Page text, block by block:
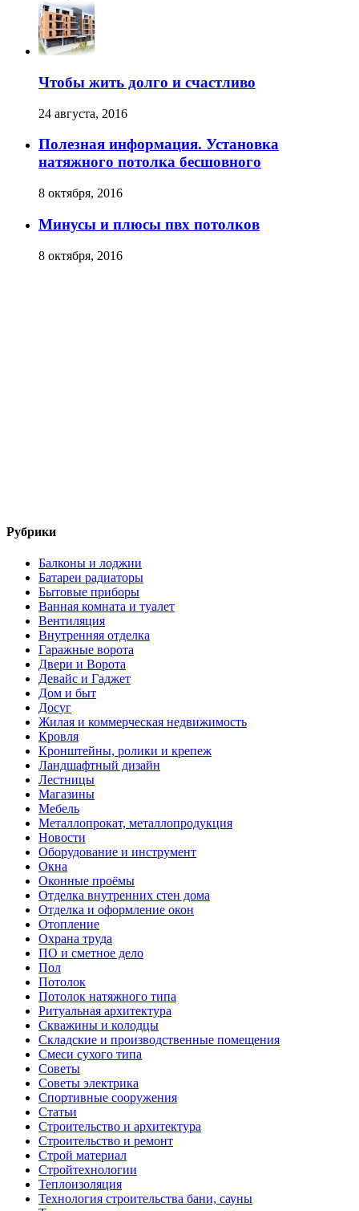
Чтобы жить долго и счастливо
24 августа, 2016
Полезная информация. Установка
натяжного потолка бесшовного
8 октября, 2016
Минусы и плюсы пвх потолков
8 октября, 2016
Рубрики
Балконы и лоджии
Батареи радиаторы‎
Бытовые приборы
Ванная комната и туалет
Вентиляция
Внутренняя отделка
Гаражные ворота
Двери и Ворота
Девайс и Гаджет
Дом и быт
Досуг
Жилая и коммерческая недвижимость
Кровля
Кронштейны, ролики и крепеж
Ландшафтный дизайн
Лестницы
Магазины
Мебель
Металлопрокат, металлопродукция
Новости
Оборудование и инструмент
Окна
Оконные проёмы
Отделка внутренних стен дома
Отделка и оформление окон
Отопление
Охрана труда
ПО и сметное дело
Пол
Потолок
Потолок натяжного типа
Ритуальная архитектура
Скважины и колодцы
Складские и производственные помещения
Смеси сухого типа
Советы
Советы электрика
Спортивные сооружения
Статьи
Строительство и архитектура
Строительство и ремонт
Строй материал
Стройтехнологии
Теплоизоляция
Технология строительства бани, сауны